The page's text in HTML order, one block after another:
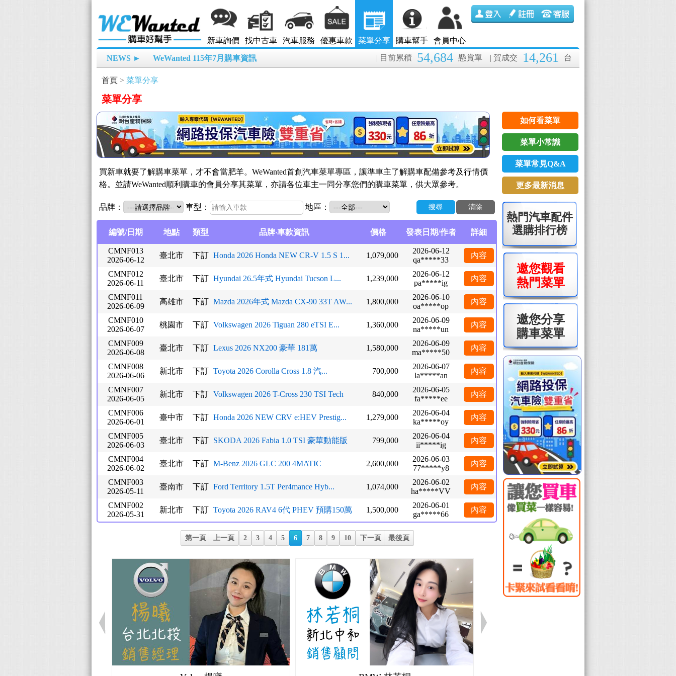
新車詢價 找中古車 汽車服務 優惠車款 菜單分享 購車幫手 會員中心
NEWS ► WeWanted 115年7月購車資訊 | 賀成交 14,261 台
| 目前累積 54,684 懸賞單
首頁 > 菜單分享
菜單分享
買新車就要了解購車菜單，才不會當肥羊。WeWanted首創汽車菜單專區，讓準車主了解購車配備參考及行情價
格。並請WeWanted順利購車的會員分享其菜單，亦請各位車主一同分享您們的購車菜單，供大眾參考。
品牌： 車型： 地區： 清除
搜尋
編號/日期 地點 類型 品牌‧車款資訊 價格 發表日期/作者 詳細
CMNF013
2026-06-12
臺北市 下訂 Honda 2026 Honda NEW CR-V 1.5 S 1... 1,079,000
2026-06-12
qa*****33
內容
CMNF012
2026-06-11
臺北市 下訂 Hyundai 26.5年式 Hyundai Tucson L... 1,239,000
2026-06-12
pa*****ig
內容
CMNF011
2026-06-09
高雄市 下訂 Mazda 2026年式 Mazda CX-90 33T AW... 1,800,000
2026-06-10
oa*****op
內容
CMNF010
2026-06-07
桃園市 下訂 Volkswagen 2026 Tiguan 280 eTSI E... 1,360,000
2026-06-09
na*****un
內容
CMNF009
2026-06-08
臺北市 下訂 Lexus 2026 NX200 豪華 181萬 1,580,000
2026-06-09
ma*****50
內容
CMNF008
2026-06-06
新北市 下訂 Toyota 2026 Corolla Cross 1.8 汽... 700,000
2026-06-07
la*****an
內容
CMNF007
2026-06-05
新北市 下訂 Volkswagen 2026 T-Cross 230 TSI Tech 840,000
2026-06-05
fa*****ee
內容
CMNF006
2026-06-01
臺中市 下訂 Honda 2026 NEW CRV e:HEV Prestig... 1,279,000
2026-06-04
ka*****oy
內容
CMNF005
2026-06-03
臺北市 下訂 SKODA 2026 Fabia 1.0 TSI 豪華動能版 799,000
2026-06-04
ii*****ig
內容
CMNF004
2026-06-02
臺北市 下訂 M-Benz 2026 GLC 200 4MATIC 2,600,000
2026-06-03
77*****y8
內容
CMNF003
2026-05-11
臺南市 下訂 Ford Territory 1.5T Per4mance Hyb... 1,074,000
2026-06-02
ha*****VV
內容
CMNF002
2026-05-31
新北市 下訂 Toyota 2026 RAV4 6代 PHEV 預購150萬 1,500,000
2026-06-01
ga*****66
內容
第一頁 上一頁 2 3 4 5 6 7 8 9 10 下一頁 最後頁
如何看菜單
菜單小常識
菜單常見Q&A
更多最新消息
熱門汽車配件
選購排行榜
邀您觀看
熱門菜單
邀您分享
購車菜單